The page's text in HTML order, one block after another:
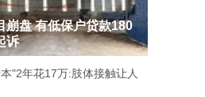
崩盘 有低保户贷款180
诉
"2年花17万:肢体接触让人